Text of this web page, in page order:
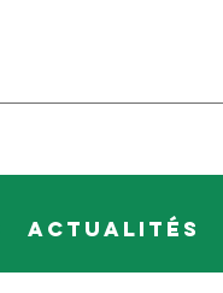
Actualités